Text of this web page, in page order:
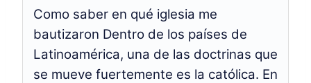
Como saber en qué iglesia me
bautizaron Dentro de los países de
Latinoamérica, una de las doctrinas que
se mueve fuertemente es la católica. En